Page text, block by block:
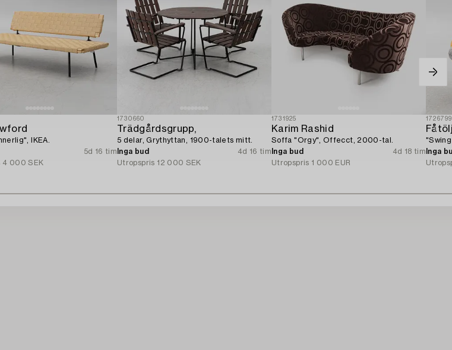
IKEA.
5d 16 tim
4 000 SEK
1730660
Trädgårdsgrupp,
5 delar, Grythyttan, 1900-talets mitt.
Inga bud
4d 16 tim
Utropspris 12 000 SEK
1731925
Karim Rashid
Soffa "Orgy", Offecct, 2000-tal.
Inga bud
4d 18 tim
Utropspris 1 000 EUR
1726799
Inga